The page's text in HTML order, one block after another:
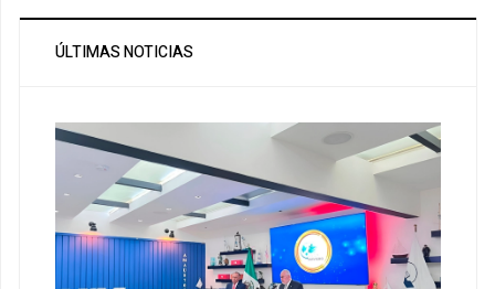
ÚLTIMAS NOTICIAS